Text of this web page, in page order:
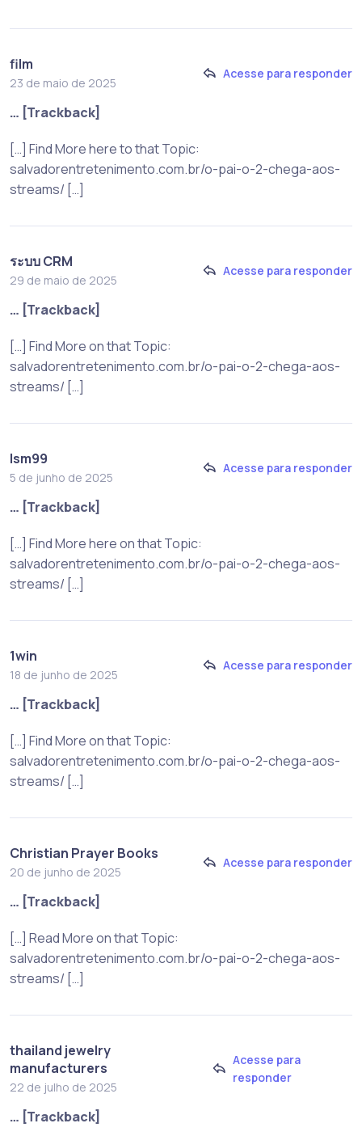
film
23 de maio de 2025
Acesse para responder
… [Trackback]
[…] Find More here to that Topic:
salvadorentretenimento.com.br/o-pai-o-2-chega-aos-
streams/ […]
ระบบ CRM
29 de maio de 2025
Acesse para responder
… [Trackback]
[…] Find More on that Topic:
salvadorentretenimento.com.br/o-pai-o-2-chega-aos-
streams/ […]
lsm99
5 de junho de 2025
Acesse para responder
… [Trackback]
[…] Find More here on that Topic:
salvadorentretenimento.com.br/o-pai-o-2-chega-aos-
streams/ […]
1win
18 de junho de 2025
Acesse para responder
… [Trackback]
[…] Find More on that Topic:
salvadorentretenimento.com.br/o-pai-o-2-chega-aos-
streams/ […]
Christian Prayer Books
20 de junho de 2025
Acesse para responder
… [Trackback]
[…] Read More on that Topic:
salvadorentretenimento.com.br/o-pai-o-2-chega-aos-
streams/ […]
thailand jewelry
manufacturers
22 de julho de 2025
Acesse para
responder
… [Trackback]